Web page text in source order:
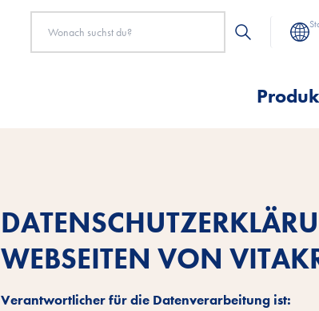
WEBSEITEN VON
Verantwortlicher für die Datenverarbeitung ist: